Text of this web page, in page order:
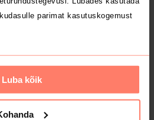
parimat kasutuskogemust
Luba kõik